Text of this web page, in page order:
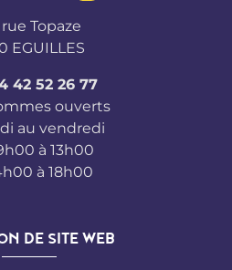
Topaze
EGUILLES
42 52 26 77
ouverts
au vendredi
à 13h00
à 18h00
DE SITE WEB